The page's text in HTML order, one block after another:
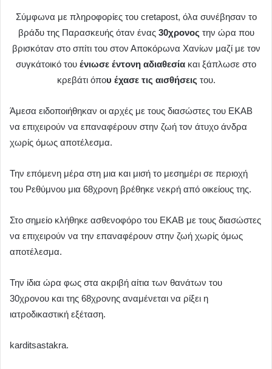
Σύμφωνα με πληροφορίες του cretapost, όλα συνέβησαν το
βράδυ της Παρασκευής όταν ένας 30χρονος την ώρα που
βρισκόταν στο σπίτι του στον Αποκόρωνα Χανίων μαζί με τον
συγκάτοικό του ένιωσε έντονη αδιαθεσία και ξάπλωσε στο
κρεβάτι όπου έχασε τις αισθήσεις του.
Άμεσα ειδοποιήθηκαν οι αρχές με τους διασώστες του ΕΚΑΒ
να επιχειρούν να επαναφέρουν στην ζωή τον άτυχο άνδρα
χωρίς όμως αποτέλεσμα.
Την επόμενη μέρα στη μια και μισή το μεσημέρι σε περιοχή
του Ρεθύμνου μια 68χρονη βρέθηκε νεκρή από οικείους της.
Στο σημείο κλήθηκε ασθενοφόρο του ΕΚΑΒ με τους διασώστες
να επιχειρούν να την επαναφέρουν στην ζωή χωρίς όμως
αποτέλεσμα.
Την ίδια ώρα φως στα ακριβή αίτια των θανάτων του
30χρονου και της 68χρονης αναμένεται να ρίξει η
ιατροδικαστική εξέταση.
karditsastakra.